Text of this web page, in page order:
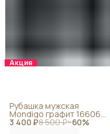
Акция
3 400 ₽8 500 ₽−60%
Рубашка мужская
Mondigo графит 16606-
14